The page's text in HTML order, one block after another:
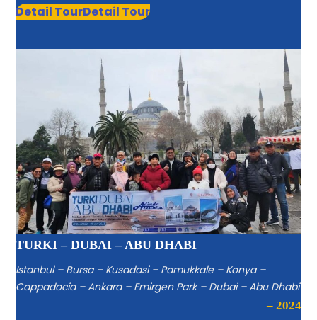
Detail TourDetail Tour
TURKI – DUBAI – ABU DHABI
Istanbul – Bursa – Kusadasi – Pamukkale – Konya –
Cappadocia – Ankara – Emirgen Park – Dubai – Abu Dhabi
– 2024